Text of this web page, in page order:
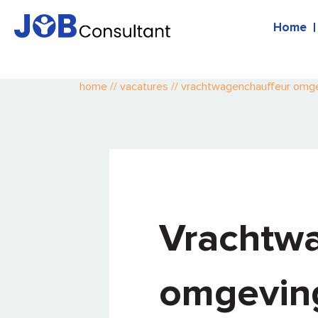
Home
home // vacatures // vrachtwagenchauffeur